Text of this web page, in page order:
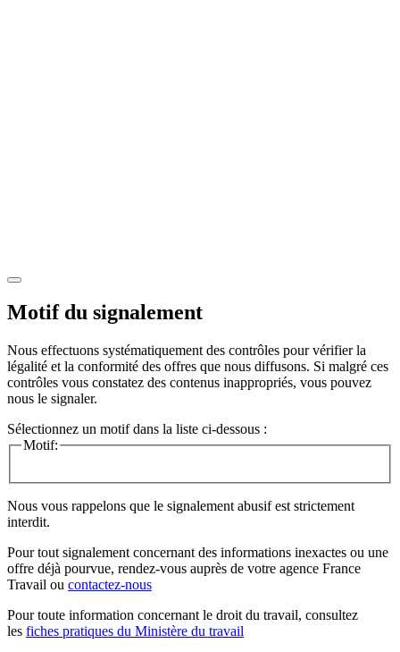
Motif du signalement
Nous effectuons systématiquement des contrôles pour vérifier la
légalité et la conformité des offres que nous diffusons. Si malgré ces
contrôles vous constatez des contenus inappropriés, vous pouvez
nous le signaler.
Sélectionnez un motif dans la liste ci-dessous :
Motif:
Nous vous rappelons que le signalement abusif est strictement
interdit.
Pour tout signalement concernant des informations inexactes ou une
offre déjà pourvue, rendez-vous auprès de votre agence France
Travail ou contactez-nous
Pour toute information concernant le droit du travail, consultez
les fiches pratiques du Ministère du travail